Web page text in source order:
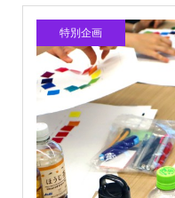
特別企画